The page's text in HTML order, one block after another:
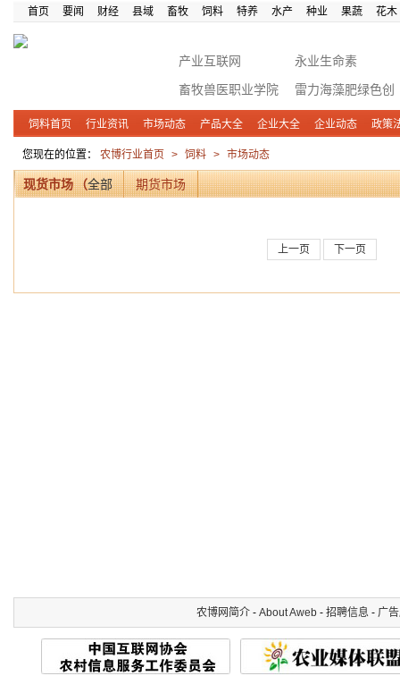
首页 要闻 财经 县域 畜牧 饲料 特养 水产 种业 果蔬 花木
产业互联网
永业生命素
畜牧兽医职业学院
雷力海藻肥绿色创
富
饲料首页 行业资讯 市场动态 产品大全 企业大全 企业动态 政策
您现在的位置： 农博行业首页 > 饲料 > 市场动态
现货市场（全部 期货市场
上一页 下一页
农博网简介- About Aweb- 招聘信息- 广